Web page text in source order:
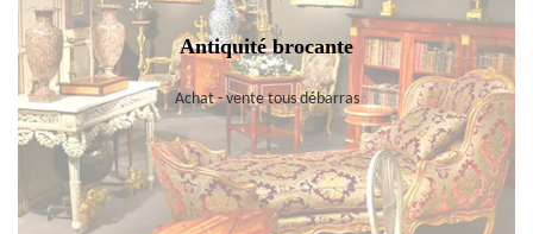
Antiquité brocante
Achat - vente tous débarras